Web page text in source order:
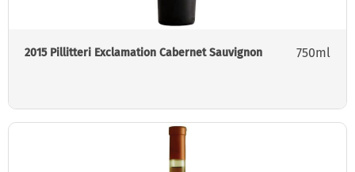
2015 Pillitteri Exclamation Cabernet Sauvignon 750ml